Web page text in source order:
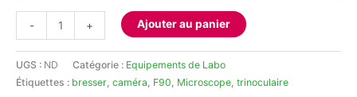
-
de
Microscope
trinoculaire
BRESSER
+ Ajouter au panier
UGS : ND Catégorie : Equipements de Labo
Étiquettes : bresser, caméra, F90, Microscope, trinoculaire